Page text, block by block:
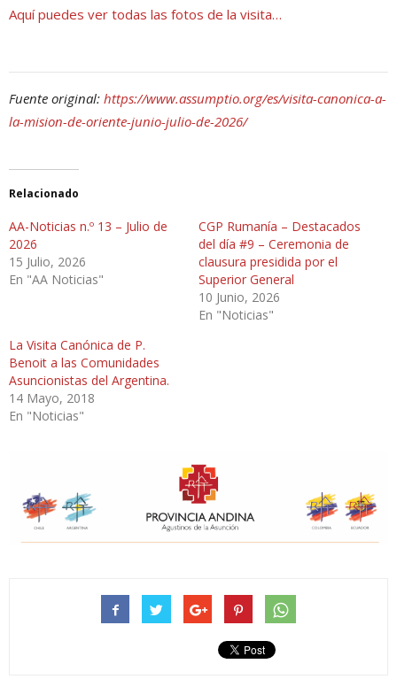
Aquí puedes ver todas las fotos de la visita…
Fuente original: https://www.assumptio.org/es/visita-canonica-a-
la-mision-de-oriente-junio-julio-de-2026/
Relacionado
AA-Noticias n.º 13 – Julio de
2026
15 Julio, 2026
En "AA Noticias"
CGP Rumanía – Destacados
del día #9 – Ceremonia de
clausura presidida por el
Superior General
10 Junio, 2026
En "Noticias"
La Visita Canónica de P.
Benoit a las Comunidades
Asuncionistas del Argentina.
14 Mayo, 2018
En "Noticias"